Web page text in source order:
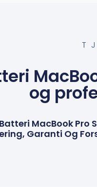
og
MacBook
Garanti Og